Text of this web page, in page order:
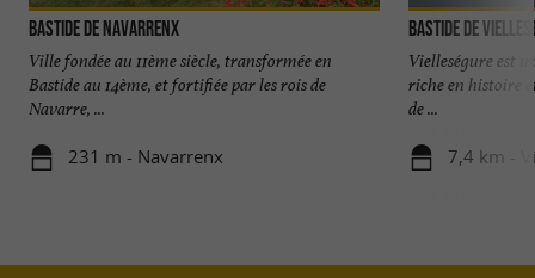
Bastide de Navarrenx
Ville fondée au 11ème siècle, transformée en
Bastide au 14ème, et fortifiée par les rois de
Navarre, ...
231 m - Navarrenx
Bastide de
Vielleségure est
riche en histoire
de ...
7,4 km -